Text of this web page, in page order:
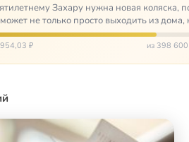
Захару нужна новая коляска,
не только просто выходить из
центр…
₽ из 398